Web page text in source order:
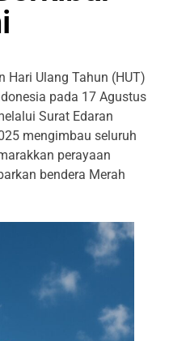
Ulang Tahun (HUT)
pada 17 Agustus
Surat Edaran
mengimbau seluruh
perayaan
bendera Merah